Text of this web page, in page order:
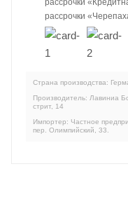
рассрочки
рассрочки
Страна производства:
Производитель: Лавиниа
стрит, 14
Импортер: Частное
пер. Олимпийский, 33.